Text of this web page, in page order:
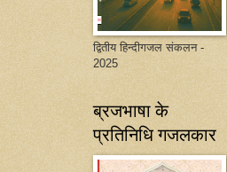
द्वितीय हिन्दीगजल संकलन -
2025
ब्रजभाषा के
प्रतिनिधि गजलकार